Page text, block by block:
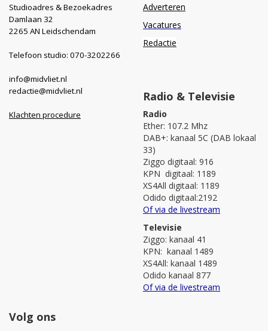
Studioadres & Bezoekadres
Damlaan 32
2265 AN Leidschendam
Telefoon studio: 070-3202266
info@midvliet.nl
redactie@midvliet.nl
Klachten procedure
Adverteren
Vacatures
Redactie
Radio & Televisie
Radio
Ether: 107.2 Mhz
DAB+: kanaal 5C (DAB lokaal
33)
Ziggo digitaal: 916
KPN digitaal: 1189
XS4All digitaal: 1189
Odido digitaal:2192
Of via de livestream
Televisie
Ziggo: kanaal 41
KPN: kanaal 1489
XS4All: kanaal 1489
Odido kanaal 877
Of via de livestream
Volg ons